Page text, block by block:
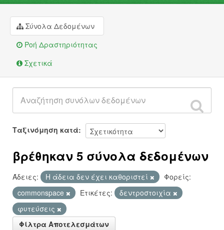
Φορείς
Ομάδες
Σχετικά
Σύνολα Δεδομένων
Ροή Δραστηριότητας
Σχετικά
Ταξινόμηση κατά
βρέθηκαν 5 σύνολα δεδομένων
Άδειες: Η άδεια δεν έχει καθοριστεί
Φορείς:
commonspace
Ετικέτες:
δεντροστοιχία
φυτεύσεις
Φίλτρα Αποτελεσμάτων